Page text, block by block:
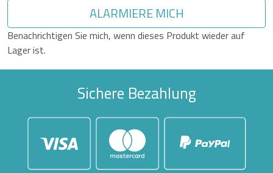
ALARMIERE MICH
Benachrichtigen Sie mich, wenn dieses Produkt wieder auf
Lager ist.
Sichere Bezahlung